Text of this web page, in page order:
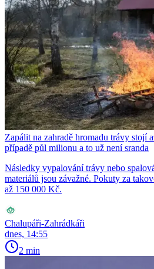
Zapálit na zahradě hromadu trávy stojí
případě půl milionu a to už není sranda
Následky vypalování trávy nebo
materiálů jsou závažné. Pokuty za
až 150 000 Kč.
Chalupáři-Zahrádkáři
dnes, 14:55
2 min